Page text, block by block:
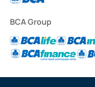
BCA Group